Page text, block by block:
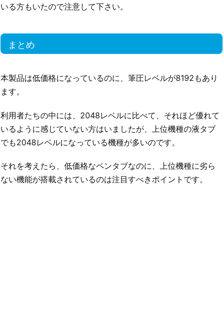
いる方もいたので注意して下さい。
まとめ
本製品は低価格になっているのに、筆圧レベルが8192もあり
ます。
利用者たちの中には、2048レベルに比べて、それほど優れて
いるように感じていない方はいましたが、上位機種の液タブ
でも2048レベルになっている機種が多いのです。
それを考えたら、低価格なペンタブなのに、上位機種に劣ら
ない機能が搭載されているのは注目すべきポイントです。